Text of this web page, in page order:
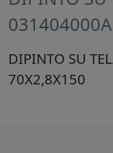
031404000A
DIPINTO SU
70X2,8X150